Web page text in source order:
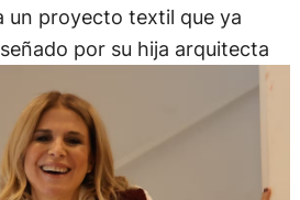
un proyecto textil que ya
por su hija arquitecta